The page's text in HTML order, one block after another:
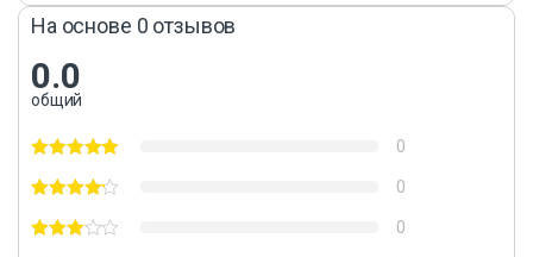
На основе 0 отзывов
0.0
общий
0
0
0